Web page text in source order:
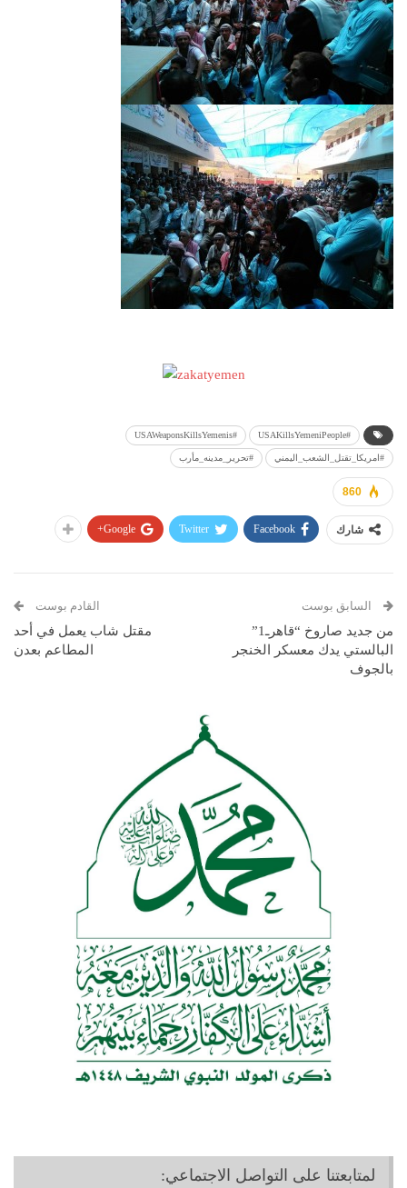
#USAKillsYemeniPeople
#USAWeaponsKillsYemenis
#امريكا_تقتل_الشعب_اليمني #تحرير_مدينه_مأرب
860
شارك Facebook
Twitter
Google+
السابق بوست
من جديد صاروخ “قاهرـ1”
البالستي يدك معسكر الخنجر
بالجوف
القادم بوست
مقتل شاب يعمل في أحد
المطاعم بعدن
لمتابعتنا على التواصل الاجتماعي: